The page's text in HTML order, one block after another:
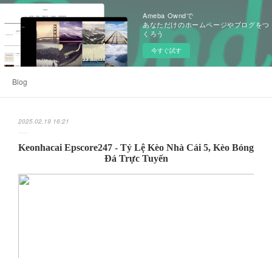
Ameba Owndで
あなただけのホームページやブログをつ
くろう
今すぐ試す
Blog
2025.02.19 16:21